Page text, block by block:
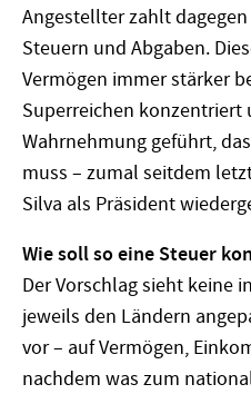
Angestellter zahlt
Steuern und Abgaben.
Vermögen immer stärker
Superreichen konzentriert
Wahrnehmung geführt,
muss – zumal seitdem
Silva als Präsident
Wie soll so eine Steuer
Der Vorschlag sieht keine
jeweils den Ländern
vor – auf Vermögen,
nachdem was zum